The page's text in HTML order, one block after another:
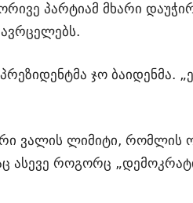
პარტიამ მხარი
ავრცელებს.
ჯო ბაიდენმა.
ვალის ლიმიტი, რომლის
ასევე როგორც